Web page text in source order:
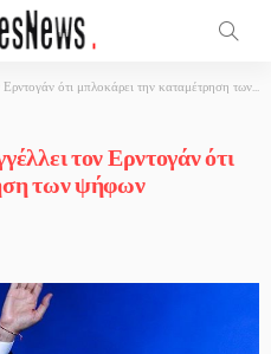
ότι μπλοκάρει την καταμέτρηση των ψήφων
τον Ερντογάν ότι
των ψήφων